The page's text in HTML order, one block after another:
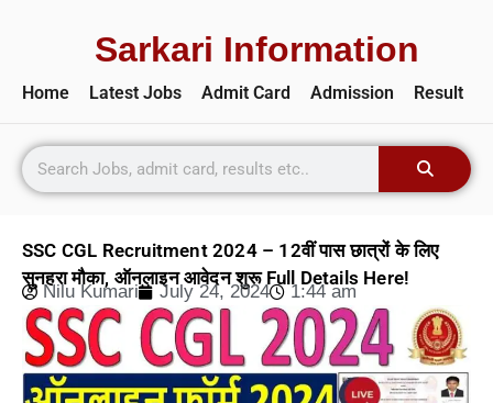
Sarkari Information
Home Latest Jobs Admit Card Admission Result
SSC CGL Recruitment 2024 – 12वीं पास छात्रों के लिए
सुनहरा मौका, ऑनलाइन आवेदन शुरू Full Details Here!
Nilu Kumari July 24, 2024 1:44 am